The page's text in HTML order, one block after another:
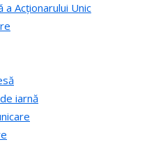
a Acționarului Unic
iarnă